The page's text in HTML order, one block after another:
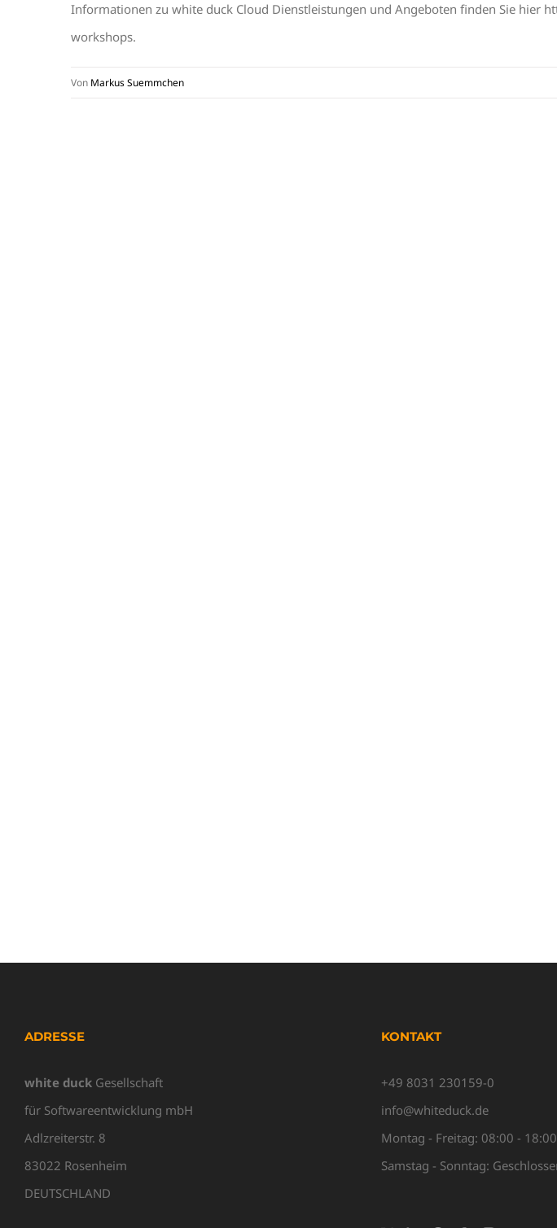
Informationen zu white duck Cloud Dienstleistungen und Angeboten finden Sie hier
workshops.
Von Markus Suemmchen
ADRESSE
white duck Gesellschaft
für Softwareentwicklung mbH
Adlzreiterstr. 8
83022 Rosenheim
DEUTSCHLAND
KONTAKT
+49 8031 230159-0
info@whiteduck.de
Montag - Freitag: 08:00 -
Samstag - Sonntag: